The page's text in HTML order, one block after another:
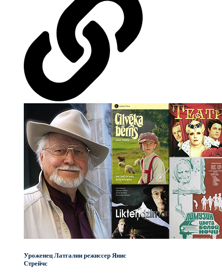
Уроженец Латгалии режиссер Янис
Стрейчc